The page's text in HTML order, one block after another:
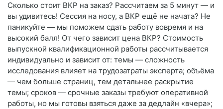
Сколько стоит ВКР на заказ? Рассчитаем за 5 минут — и
вы удивитесь! Сессия на носу, а ВКР ещё не начата? Не
паникуйте — мы поможем сдать работу вовремя и на
высокий балл! От чего зависит цена ВКР? Стоимость
выпускной квалификационной работы рассчитывается
индивидуально и зависит от: темы — сложность
исследования влияет на трудозатраты эксперта; объёма
— чем больше страниц, тем детальнее раскрытие
темы; сроков — срочные заказы требуют оперативной
работы, но мы готовы взяться даже за дедлайн «вчера»;